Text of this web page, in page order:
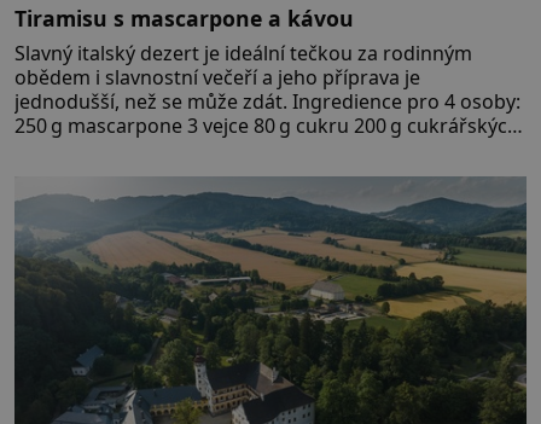
Tiramisu s mascarpone a kávou
Slavný italský dezert je ideální tečkou za rodinným
obědem i slavnostní večeří a jeho příprava je
jednodušší, než se může zdát. Ingredience pro 4 osoby:
250 g mascarpone 3 vejce 80 g cukru 200 g cukrářských
posypání Postup: Oddělte žloutky od bílků. Žloutky
vyšlehejte s cukrem do světlé pěny a postupně do nich
vmíchejte mascarpone, aby vznikl hladký